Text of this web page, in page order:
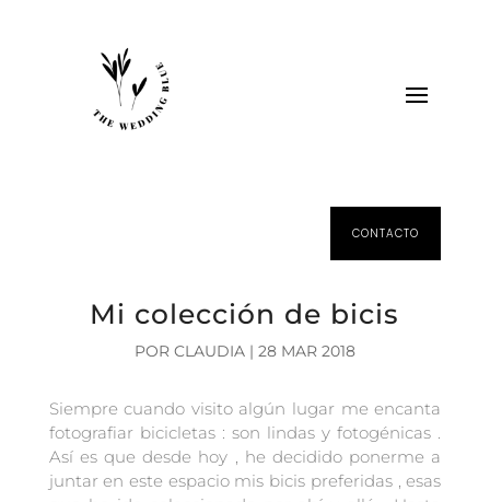
CONTACTO
Mi colección de bicis
POR CLAUDIA| 28 MAR 2018
Siempre cuando visito algún lugar me encanta
fotografiar bicicletas : son lindas y fotogénicas .
Así es que desde hoy , he decidido ponerme a
juntar en este espacio mis bicis preferidas , esas